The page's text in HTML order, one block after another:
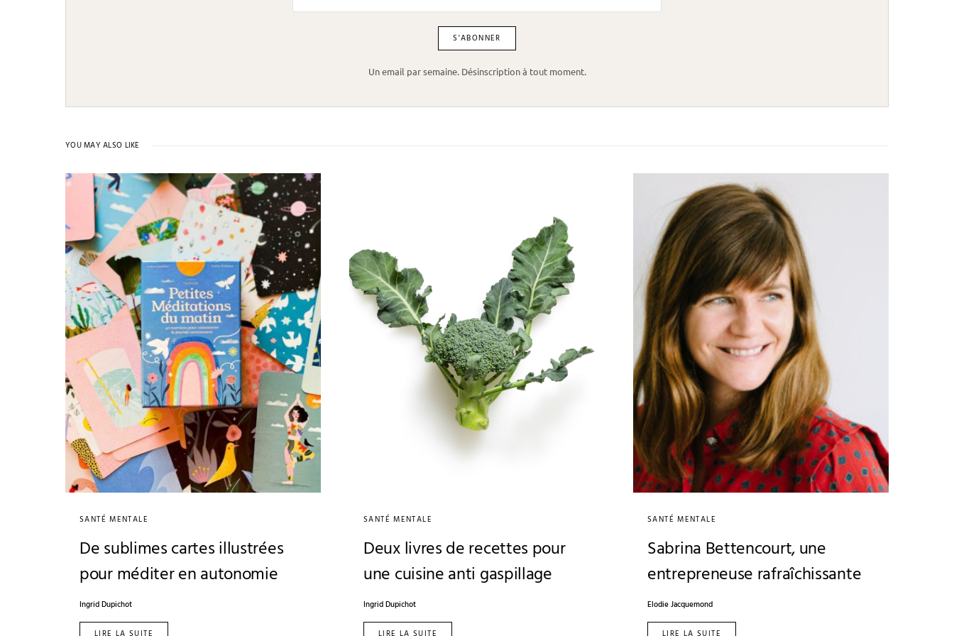
Un email par semaine. Désinscription à tout moment.
YOU MAY ALSO LIKE
SANTÉ MENTALE
De sublimes cartes illustrées
pour méditer en autonomie
Ingrid Dupichot
SANTÉ MENTALE
Deux livres de recettes pour
une cuisine anti gaspillage
Ingrid Dupichot
SANTÉ MENTALE
Sabrina Bettencourt, une
entrepreneuse rafraîchissante
Elodie Jacquemond